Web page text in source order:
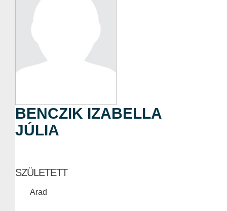
BENCZIK IZABELLA
JÚLIA
SZÜLETETT
Arad